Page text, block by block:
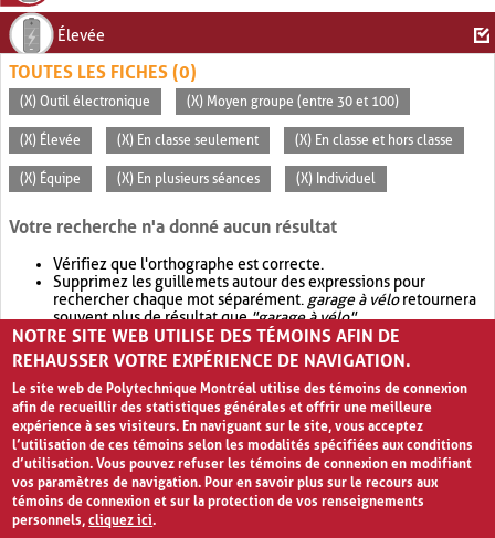
Élevée
TOUTES LES FICHES (0)
(X) Outil électronique (X) Moyen groupe (entre 30 et 100)
(X) Élevée (X) En classe seulement (X) En classe et hors classe
(X) Équipe (X) En plusieurs séances (X) Individuel
Votre recherche n'a donné aucun résultat
Vérifiez que l'orthographe est correcte.
Supprimez les guillemets autour des expressions pour
rechercher chaque mot séparément. garage à véloretournera
souvent plus de résultat que"garage à vélo".
Envisagez d'élargir votre recherche avec OR.garage OR vélo
retournera souvent plus de résultat quegarage à vélo
NOTRE SITE WEB UTILISE DES TÉMOINS AFIN DE
REHAUSSER VOTRE EXPÉRIENCE DE NAVIGATION.
Le site web de Polytechnique Montréal utilise des témoins de connexion
afin de recueillir des statistiques générales et offrir une meilleure
expérience à ses visiteurs. En naviguant sur le site, vous acceptez
l’utilisation de ces témoins selon les modalités spécifiées aux conditions
d’utilisation. Vous pouvez refuser les témoins de connexion en modifiant
vos paramètres de navigation. Pour en savoir plus sur le recours aux
témoins de connexion et sur la protection de vos renseignements
personnels,cliquez ici.